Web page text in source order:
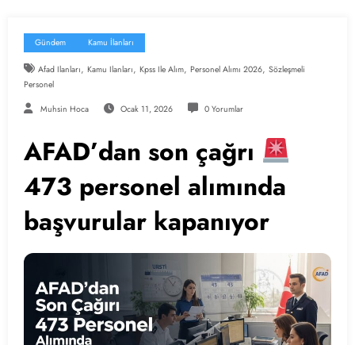
Gündem Kamu İlanları
Afad Ilanları, Kamu Ilanları, Kpss Ile Alım, Personel Alımı 2026, Sözleşmeli
Personel
Muhsin Hoca Ocak 11, 2026 0 Yorumlar
AFAD’dan son çağrı
473 personel alımında
başvurular kapanıyor